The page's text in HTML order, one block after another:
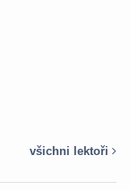
všichni lektoři